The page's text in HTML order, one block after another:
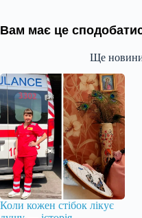
Вам має це
Ще новини
Коли кожен стібок лікує